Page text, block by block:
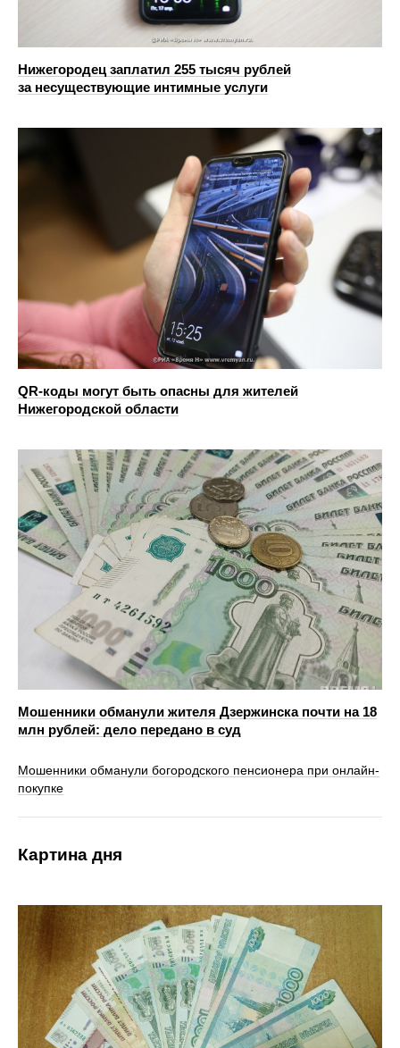
Нижегородец заплатил 255 тысяч рублей
за несуществующие интимные услуги
QR-коды могут быть опасны для жителей
Нижегородской области
Мошенники обманули жителя Дзержинска почти на 18
млн рублей: дело передано в суд
Мошенники обманули богородского пенсионера при онлайн-
покупке
Картина дня